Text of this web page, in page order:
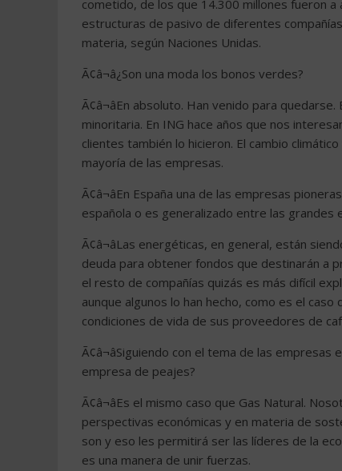
cometido, de los que 14.300 millones fueron
estructuras de pasivo de diferentes
materia, según Naciones Unidas.
Ã¢â¬â¿Son una moda los bonos verdes?
Ã¢â¬âEn absoluto. Han venido para
minoritaria. En ING hace años que nos
clientes también lo hicieron. El cambio
mayoría de las empresas.
Ã¢â¬âEn España una de las empresas
española o es generalizado entre las grandes
Ã¢â¬âLas energéticas, en general, están
deuda para obtener fondos que destinarán a
el resto de compañías quizás es más difícil
aunque algunos lo han hecho, como es el
condiciones de vida de sus proveedores de
Ã¢â¬âSiguiendo con el tema de las
empresa de peajes?
Ã¢â¬âEs el mismo caso que Gas Natural.
perspectivas económicas y en materia de
son y eso les permitirá ser las líderes de la
es una manera de unir fuerzas.